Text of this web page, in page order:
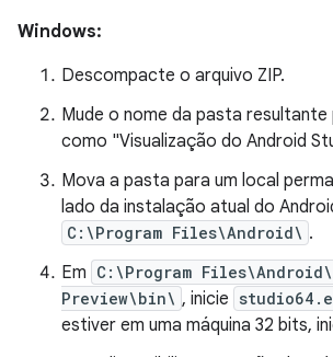
Windows:
Descompacte o arquivo ZIP.
Mude o nome da pasta resultante
como "Visualização do Android
Mova a pasta para um local
lado da instalação atual do
C:\Program Files\Android\ .
Em C:\Program
Preview\bin\ , inicie
estiver em uma máquina 32 bits,